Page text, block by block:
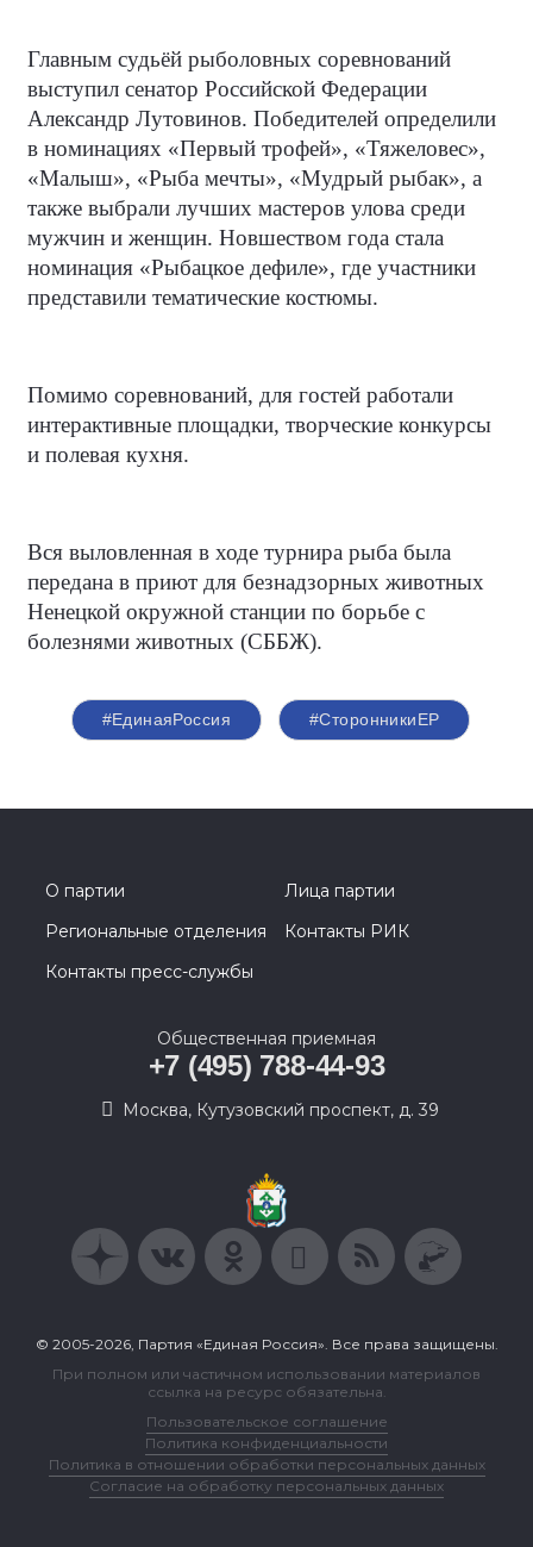
Главным судьёй рыболовных соревнований
выступил сенатор Российской Федерации
Александр Лутовинов. Победителей определили
в номинациях «Первый трофей», «Тяжеловес»,
«Малыш», «Рыба мечты», «Мудрый рыбак», а
также выбрали лучших мастеров улова среди
мужчин и женщин. Новшеством года стала
номинация «Рыбацкое дефиле», где участники
представили тематические костюмы.
Помимо соревнований, для гостей работали
интерактивные площадки, творческие конкурсы
и полевая кухня.
Вся выловленная в ходе турнира рыба была
передана в приют для безнадзорных животных
Ненецкой окружной станции по борьбе с
болезнями животных (СББЖ).
#ЕдинаяРоссия #СторонникиЕР
О партии
Лица партии
Региональные отделения
Контакты РИК
Контакты пресс-службы
Общественная приемная
+7 (495) 788-44-93
Москва, Кутузовский проспект, д. 39
© 2005-2026, Партия «Единая Россия». Все права защищены.
При полном или частичном использовании материалов
ссылка на ресурс обязательна.
Пользовательское соглашение
Политика конфиденциальности
Политика в отношении обработки персональных данных
Согласие на обработку персональных данных